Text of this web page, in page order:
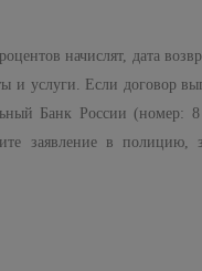
начислят, дата
и услуги. Если договор
Банк России (номер:
заявление в